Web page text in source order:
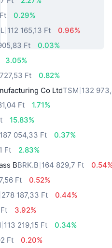
0.29%
112 165,13 Ft
0.96%
Ft
0.03%
3.05%
Ft
0.82%
Co LtdTSM 132
Ft
1.71%
15.83%
187 054,33 Ft
0.37%
Ft
2.83%
BBRK.B 164 829,7 Ft
Ft
0.52%
278 187,33 Ft
0.44%
3.92%
113 219,15 Ft
0.34%
Ft 0.20%